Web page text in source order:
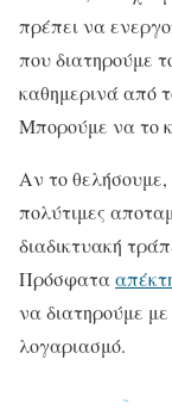
πρέπει να
που διατηρούμε
καθημερινά από
Μπορούμε να το
Αν το
πολύτιμες
διαδικτυακή
Πρόσφατα
να διατηρούμε
λογαριασμό.